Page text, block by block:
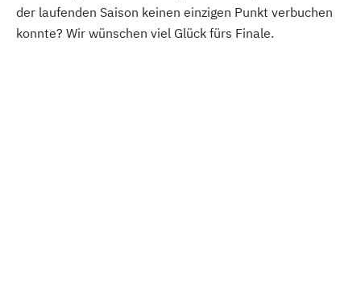
der laufenden Saison keinen einzigen Punkt verbuchen
konnte? Wir wünschen viel Glück fürs Finale.